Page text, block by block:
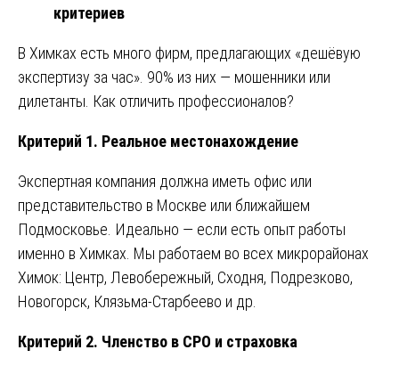
критериев
В Химках есть много фирм, предлагающих «дешёвую
экспертизу за час». 90% из них — мошенники или
дилетанты. Как отличить профессионалов?
Критерий 1. Реальное местонахождение
Экспертная компания должна иметь офис или
представительство в Москве или ближайшем
Подмосковье. Идеально — если есть опыт работы
именно в Химках. Мы работаем во всех микрорайонах
Химок: Центр, Левобережный, Сходня, Подрезково,
Новогорск, Клязьма-Старбеево и др.
Критерий 2. Членство в СРО и страховка